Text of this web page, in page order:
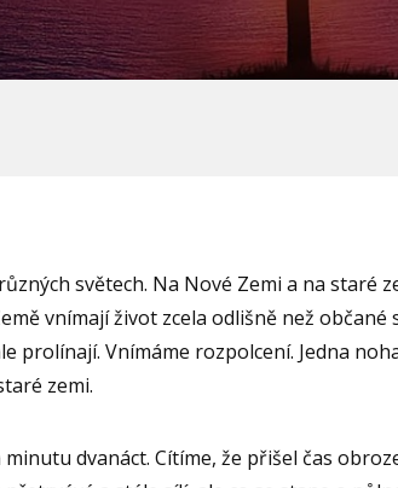
světech. Na Nové Zemi a na staré
vnímají život zcela odlišně než občané
prolínají. Vnímáme rozpolcení. Jedna
zemi.
dvanáct. Cítíme, že přišel čas